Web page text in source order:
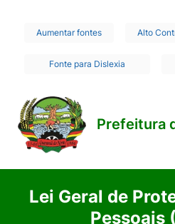
Seção
atalhos
e
links
de
acessibilidade
[alt+1]
Ir
para
menu
Aumentar fontes Alto
Fonte para Dislexia
Prefeitura
Lei Geral de
Pessoais